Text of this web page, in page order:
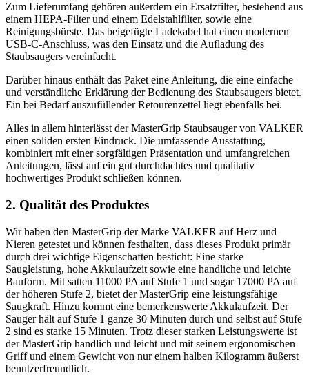
Zum Lieferumfang gehören außerdem ein Ersatzfilter, bestehend aus
einem HEPA-Filter und einem Edelstahlfilter, sowie eine
Reinigungsbürste. Das beigefügte Ladekabel hat einen modernen
USB-C-Anschluss, was den Einsatz und die Aufladung des
Staubsaugers vereinfacht.
Darüber hinaus enthält das Paket eine Anleitung, die eine einfache
und verständliche Erklärung der Bedienung des Staubsaugers bietet.
Ein bei Bedarf auszufüllender Retourenzettel liegt ebenfalls bei.
Alles in allem hinterlässt der MasterGrip Staubsauger von VALKER
einen soliden ersten Eindruck. Die umfassende Ausstattung,
kombiniert mit einer sorgfältigen Präsentation und umfangreichen
Anleitungen, lässt auf ein gut durchdachtes und qualitativ
hochwertiges Produkt schließen können.
2. Qualität des Produktes
Wir haben den MasterGrip der Marke VALKER auf Herz und
Nieren getestet und können festhalten, dass dieses Produkt primär
durch drei wichtige Eigenschaften besticht: Eine starke
Saugleistung, hohe Akkulaufzeit sowie eine handliche und leichte
Bauform. Mit satten 11000 PA auf Stufe 1 und sogar 17000 PA auf
der höheren Stufe 2, bietet der MasterGrip eine leistungsfähige
Saugkraft. Hinzu kommt eine bemerkenswerte Akkulaufzeit. Der
Sauger hält auf Stufe 1 ganze 30 Minuten durch und selbst auf Stufe
2 sind es starke 15 Minuten. Trotz dieser starken Leistungswerte ist
der MasterGrip handlich und leicht und mit seinem ergonomischen
Griff und einem Gewicht von nur einem halben Kilogramm äußerst
benutzerfreundlich.